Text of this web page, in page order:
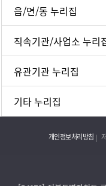
읍/면/동 누리집
직속기관/사업소 누리
유관기관 누리집
기타 누리집
개인정보처리방침